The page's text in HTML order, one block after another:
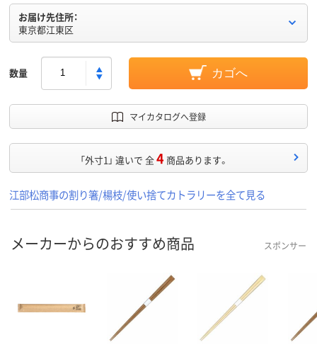
お届け先住所：
東京都江東区
数量 カゴへ
マイカタログへ登録
「外寸1」 違いで 全4 商品あります。
江部松商事の割り箸/楊枝/使い捨てカトラリーを全て見る
メーカーからのおすすめ商品 スポンサー